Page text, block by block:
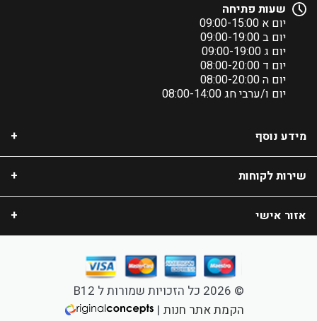
שעות פתיחה
יום א 09:00-15:00
יום ב 09:00-19:00
יום ג 09:00-19:00
יום ד 08:00-20:00
יום ה 08:00-20:00
יום ו/ערבי חג 08:00-14:00
מידע נוסף
שירות לקוחות
אזור אישי
© 2026 כל הזכויות שמורות ל B12
הקמת אתר חנות |